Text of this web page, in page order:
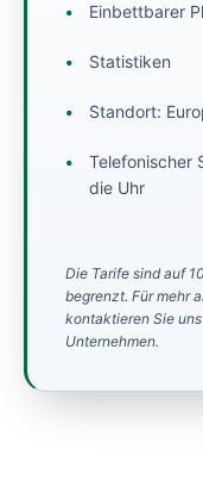
Einbettbarer
Statistiken
Standort:
Telefonischer
die Uhr
Die Tarife sind auf
begrenzt. Für mehr
kontaktieren Sie
Unternehmen.